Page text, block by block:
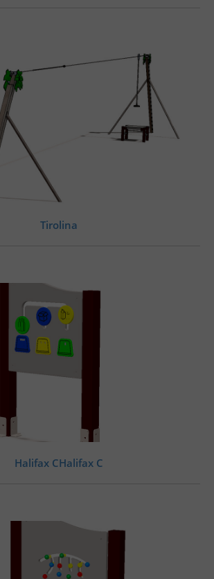
Tirolina
Halifax CHalifax C